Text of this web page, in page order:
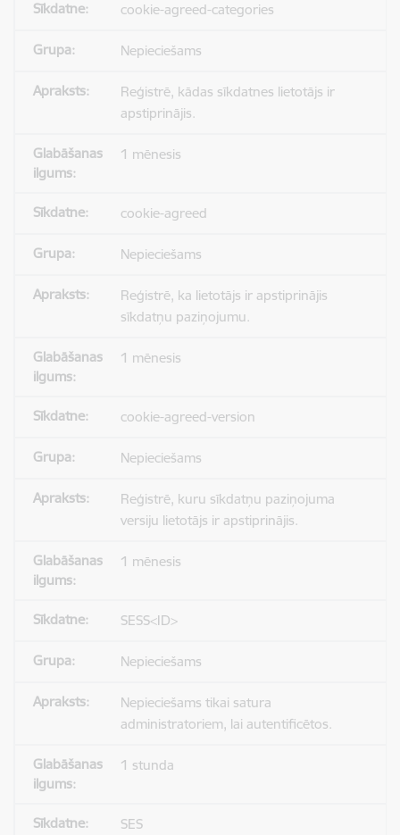
cookie-agreed-categories
Nepieciešams
Reģistrē, kādas sīkdatnes lietotājs ir
apstiprinājis.
1 mēnesis
cookie-agreed
Nepieciešams
Reģistrē, ka lietotājs ir apstiprinājis
sīkdatņu paziņojumu.
1 mēnesis
cookie-agreed-version
Nepieciešams
Reģistrē, kuru sīkdatņu paziņojuma
versiju lietotājs ir apstiprinājis.
1 mēnesis
SESS<ID>
Nepieciešams
Nepieciešams tikai satura
administratoriem, lai autentificētos.
1 stunda
SES